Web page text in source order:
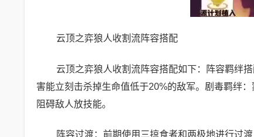
云顶之弈狼人收割流阵容搭配
云顶之弈狼人收割流阵容搭配如下：阵容羁绊
害能立刻击杀掉生命值低于20%的敌军。剧毒羁绊
阻碍敌人放技能。
阵容过渡：前期使用三掠食者和两极地进行过